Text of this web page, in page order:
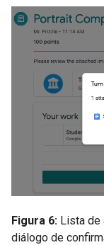
Figura 6: Lista de
diálogo de